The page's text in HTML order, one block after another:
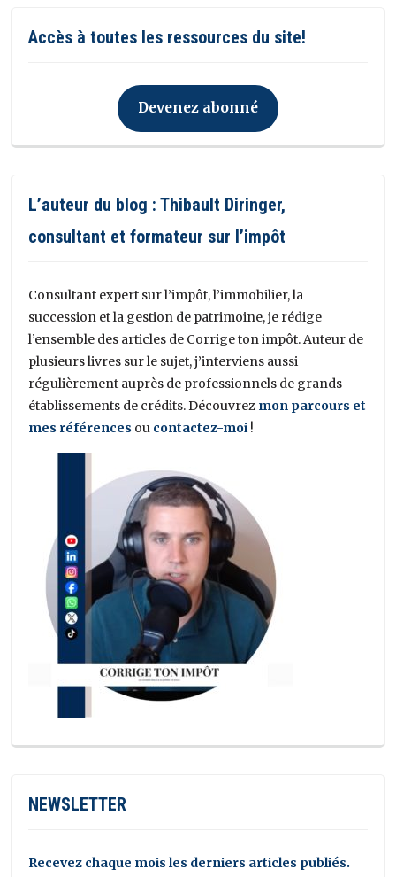
Accès à toutes les ressources du site!
Devenez abonné
L’auteur du blog : Thibault Diringer,
consultant et formateur sur l’impôt
Consultant expert sur l’impôt, l’immobilier, la
succession et la gestion de patrimoine, je rédige
l’ensemble des articles de Corrige ton impôt. Auteur de
plusieurs livres sur le sujet, j’interviens aussi
régulièrement auprès de professionnels de grands
établissements de crédits. Découvrez mon parcours et
mes références ou contactez-moi !
NEWSLETTER
Recevez chaque mois les derniers articles publiés.